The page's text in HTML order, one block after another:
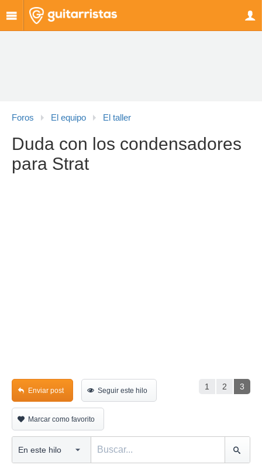
Foros El equipo El taller
Duda con los condensadores
para Strat
1 2 3
Enviar post Seguir este hilo
Marcar como favorito